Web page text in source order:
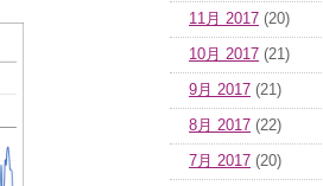
11月 2017 (20)
10月 2017 (21)
9月 2017 (21)
8月 2017 (22)
7月 2017 (20)